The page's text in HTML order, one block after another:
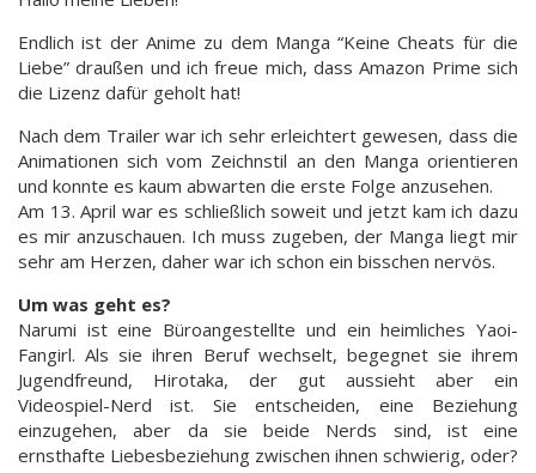
Endlich ist der Anime zu dem Manga “Keine Cheats für die
Liebe” draußen und ich freue mich, dass Amazon Prime sich
die Lizenz dafür geholt hat!
Nach dem Trailer war ich sehr erleichtert gewesen, dass die
Animationen sich vom Zeichnstil an den Manga orientieren
und konnte es kaum abwarten die erste Folge anzusehen.
Am 13. April war es schließlich soweit und jetzt kam ich dazu
es mir anzuschauen. Ich muss zugeben, der Manga liegt mir
sehr am Herzen, daher war ich schon ein bisschen nervös.
Um was geht es?
Narumi ist eine Büroangestellte und ein heimliches Yaoi-
Fangirl. Als sie ihren Beruf wechselt, begegnet sie ihrem
Jugendfreund, Hirotaka, der gut aussieht aber ein
Videospiel-Nerd ist. Sie entscheiden, eine Beziehung
einzugehen, aber da sie beide Nerds sind, ist eine
ernsthafte Liebesbeziehung zwischen ihnen schwierig, oder?